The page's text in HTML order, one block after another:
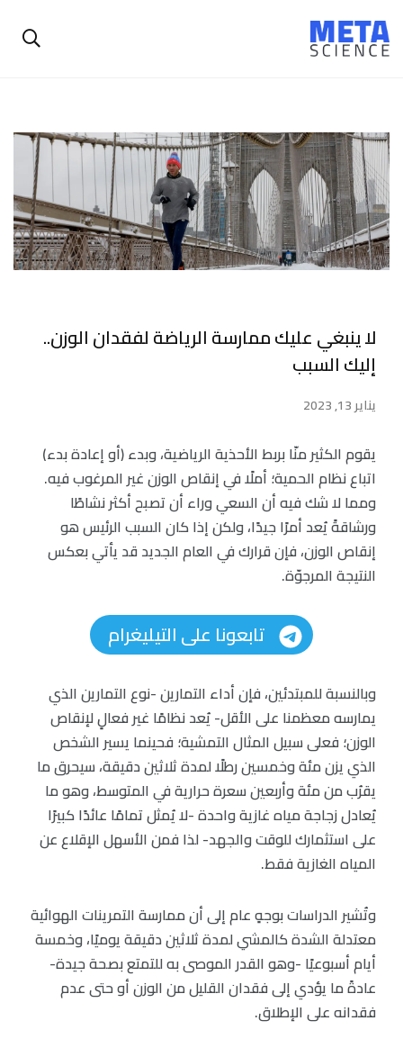
لا ينبغي عليك ممارسة الرياضة لفقدان الوزن..
إليك السبب
يناير 13, 2023
يقوم الكثير منّا بربط الأحذية الرياضية، وبدء (أو إعادة بدء)
اتباع نظام الحمية؛ أملًا في إنقاص الوزن غير المرغوب فيه.
ومما لا شك فيه أن السعي وراء أن تصبح أكثر نشاطًا
ورشاقةً يُعد أمرًا جيدًا، ولكن إذا كان السبب الرئيس هو
إنقاص الوزن، فإن قرارك في العام الجديد قد يأتي بعكس
النتيجة المرجوّة.
تابعونا على التيليغرام
وبالنسبة للمبتدئين، فإن أداء التمارين -نوع التمارين الذي
يمارسه معظمنا على الأقل- يُعد نظامًا غير فعالٍ لإنقاص
الوزن؛ فعلى سبيل المثال التمشية؛ فحينما يسير الشخص
الذي يزن مئة وخمسين رطلًا لمدة ثلاثين دقيقة، سيحرق ما
يقرُب من مئة وأربعين سعرة حرارية في المتوسط، وهو ما
يُعادل زجاجة مياه غازية واحدة -لا يُمثل تمامًا عائدًا كبيرًا
على استثمارك للوقت والجهد- لذا فمن الأسهل الإقلاع عن
المياه الغازية فقط.
وتُشير الدراسات بوجهٍ عام إلى أن ممارسة التمرينات الهوائية
معتدلة الشدة كالمشي لمدة ثلاثين دقيقة يوميًا، وخمسة
أيام أسبوعيًا -وهو القدر الموصى به للتمتع بصحة جيدة-
عادةً ما يؤدي إلى فقدان القليل من الوزن أو حتى عدم
فقدانه على الإطلاق.